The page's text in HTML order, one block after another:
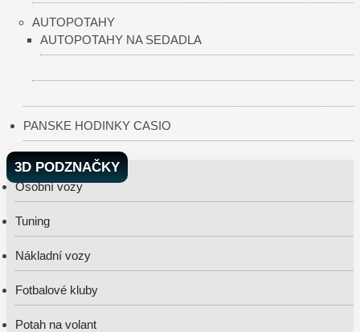
AUTOPOTAHY
AUTOPOTAHY NA SEDADLA
PANSKE HODINKY CASIO
3D PODZNAČKY
Osobní vozy
Tuning
Nákladní vozy
Fotbalové kluby
Potah na volant